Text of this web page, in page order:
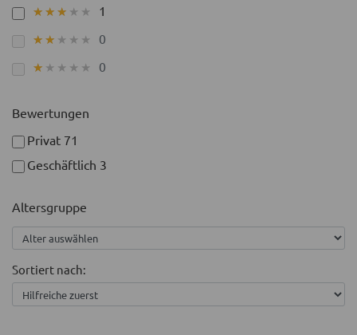
★★★★★
★★★★★ 1
★★★★★
★★★★★ 0
★★★★★
★★★★★ 0
Bewertungen
Privat 71
Geschäftlich 3
Altersgruppe
Sortiert nach: